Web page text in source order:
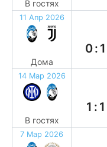
В гостях
11 Апр 2026
Дома
0:1
14 Мар 2026
В гостях
1:1
7 Мар 2026